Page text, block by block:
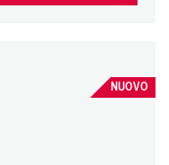
NUOVO